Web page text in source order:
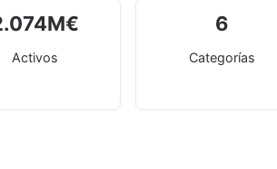
M€
Activos
6
Categorías